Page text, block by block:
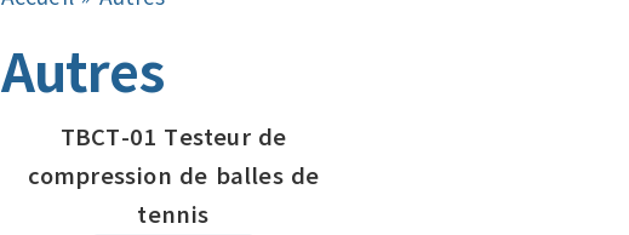
Autres
TBCT-01 Testeur de
compression de balles de
tennis